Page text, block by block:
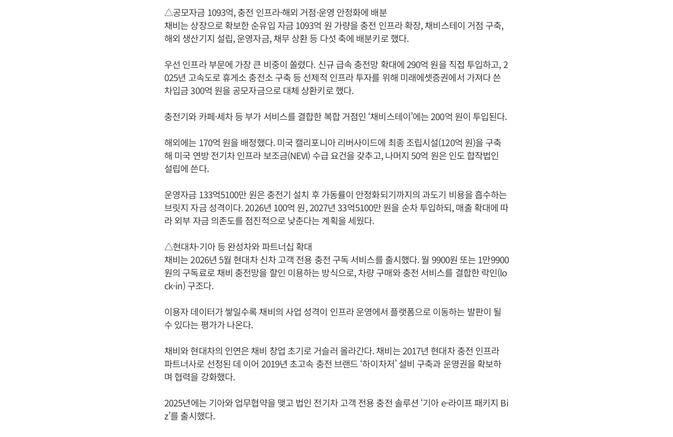
△공모자금 1093억, 충전 인프라·해외 거점·운영 안정화에 배분
채비는 상장으로 확보한 순유입 자금 1093억 원 가량을 충전 인프라 확장, 채비스테이 거점 구축,
해외 생산기지 설립, 운영자금, 채무 상환 등 다섯 축에 배분키로 했다.
우선 인프라 부문에 가장 큰 비중이 쏠렸다. 신규 급속 충전망 확대에 290억 원을 직접 투입하고, 2
025년 고속도로 휴게소 충전소 구축 등 선제적 인프라 투자를 위해 미래에셋증권에서 가져다 쓴
차입금 300억 원을 공모자금으로 대체 상환키로 했다.
충전기와 카페·세차 등 부가 서비스를 결합한 복합 거점인 ‘채비스테이’에는 200억 원이 투입된다.
해외에는 170억 원을 배정했다. 미국 캘리포니아 리버사이드에 최종 조립시설(120억 원)을 구축
해 미국 연방 전기차 인프라 보조금(NEVI) 수급 요건을 갖추고, 나머지 50억 원은 인도 합작법인
설립에 쓴다.
운영자금 133억5100만 원은 충전기 설치 후 가동률이 안정화되기까지의 과도기 비용을 흡수하는
브릿지 자금 성격이다. 2026년 100억 원, 2027년 33억5100만 원을 순차 투입하되, 매출 확대에 따
라 외부 자금 의존도를 점진적으로 낮춘다는 계획을 세웠다.
△현대차·기아 등 완성차와 파트너십 확대
채비는 2026년 5월 현대차 신차 고객 전용 충전 구독 서비스를 출시했다. 월 9900원 또는 1만9900
원의 구독료로 채비 충전망을 할인 이용하는 방식으로, 차량 구매와 충전 서비스를 결합한 락인(lo
ck-in) 구조다.
이용자 데이터가 쌓일수록 채비의 사업 성격이 인프라 운영에서 플랫폼으로 이동하는 발판이 될
수 있다는 평가가 나온다.
채비와 현대차의 인연은 채비 창업 초기로 거슬러 올라간다. 채비는 2017년 현대차 충전 인프라
파트너사로 선정된 데 이어 2019년 초고속 충전 브랜드 ‘하이차저’ 설비 구축과 운영권을 확보하
며 협력을 강화했다.
2025년에는 기아와 업무협약을 맺고 법인 전기차 고객 전용 충전 솔루션 ‘기아 e-라이프 패키지 Bi
z’를 출시했다.